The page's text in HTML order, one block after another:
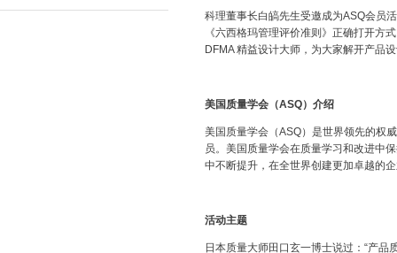
科理董事长白皜先生受邀成为ASQ会员
《六西格玛管理评价准则》正确打开方
DFMA 精益设计大师，为大家解开产品
美国质量学会（ASQ）介绍
美国质量学会（ASQ）是世界领先的权
员。美国质量学会在质量学习和改进中
中不断提升，在全世界创建更加卓越的
活动主题
日本质量大师田口玄一博士说过：“产品